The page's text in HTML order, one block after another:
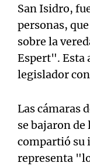
San Isidro,
personas,
sobre la
Espert". Esta
legislador
Las cámaras
se bajaron
compartió su
representa